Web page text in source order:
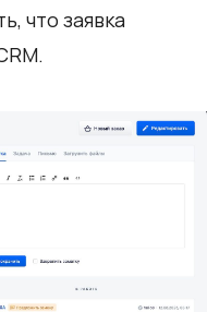
что заявка